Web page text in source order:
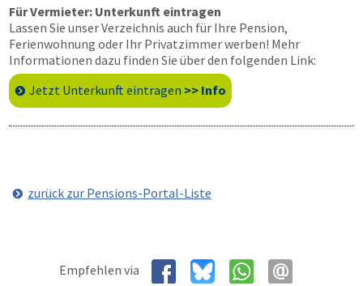
Für Vermieter: Unterkunft eintragen
Lassen Sie unser Verzeichnis auch für Ihre Pension,
Ferienwohnung oder Ihr Privatzimmer werben! Mehr
Informationen dazu finden Sie über den folgenden Link:
Jetzt Unterkunft eintragen >> Info
zurück zur Pensions-Portal-Liste
Empfehlen via